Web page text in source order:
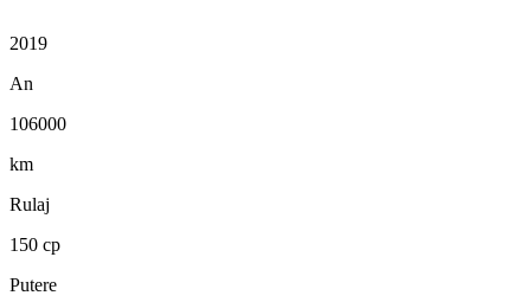
2019
An
106000
km
Rulaj
150 cp
Putere